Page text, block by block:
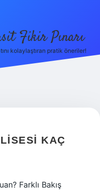
Fikir Pınarı
kolaylaştıran pratik öneriler!
KAÇ
Farklı Bakış